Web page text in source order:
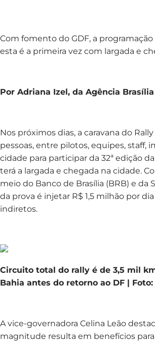
Com fomento do GDF, a
esta é a primeira vez com largada e
Por Adriana Izel, da Agência
Nos próximos dias, a caravana do
pessoas, entre pilotos, equipes, staff,
cidade para participar da 32ª edição
terá a largada e chegada na cidade.
meio do Banco de Brasília (BRB) e
da prova é injetar R$ 1,5 milhão por
indiretos.
Circuito total do rally é de 3,5 mil
Bahia antes do retorno ao DF |
A vice-governadora Celina Leão
magnitude resulta em benefícios para